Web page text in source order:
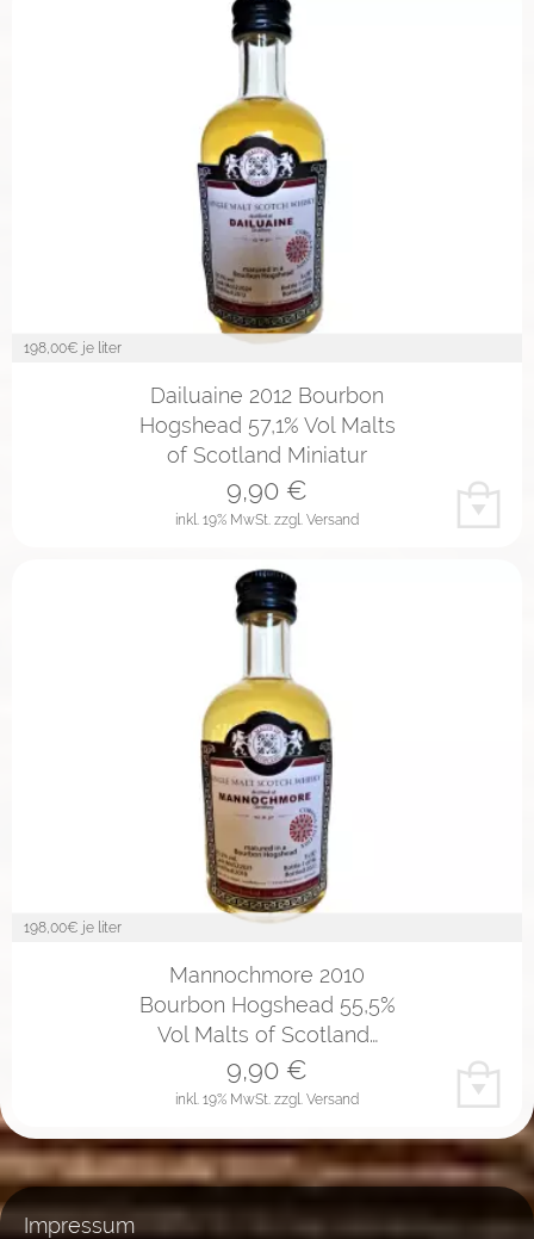
198,00€ je liter
Dailuaine 2012 Bourbon
Hogshead 57,1% Vol Malts
of Scotland Miniatur
inkl. 19% MwSt. zzgl. Versand
9,90 €
198,00€ je liter
Mannochmore 2010
Bourbon Hogshead 55,5%
Vol Malts of Scotland…
inkl. 19% MwSt. zzgl. Versand
9,90 €
Impressum